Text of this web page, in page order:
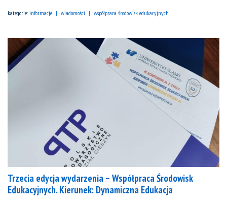
kategorie: informacje wiadomości współpraca środowisk edukacyjnych
Trzecia edycja wydarzenia – Współpraca Środowisk
Edukacyjnych. Kierunek: Dynamiczna Edukacja